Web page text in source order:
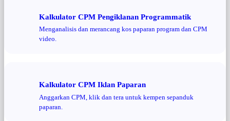
Kalkulator CPM Pengiklanan Programmatik
Menganalisis dan merancang kos paparan program dan CPM
video.
Kalkulator CPM Iklan Paparan
Anggarkan CPM, klik dan tera untuk kempen sepanduk
paparan.